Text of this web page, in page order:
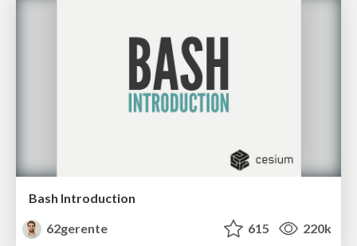
Bash Introduction
62gerente
615 220k